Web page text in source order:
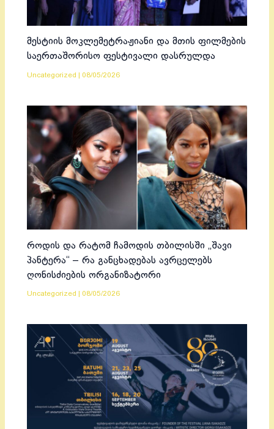
მესტიის მოკლემეტრაჟიანი და მთის ფილმების
საერთაშორისო ფესტივალი დასრულდა
Uncategorized 08/05/2026
როდის და რატომ ჩამოდის თბილისში „შავი
პანტერა“ – რა განცხადებას ავრცელებს
ღონისძიების ორგანიზატორი
Uncategorized 08/05/2026